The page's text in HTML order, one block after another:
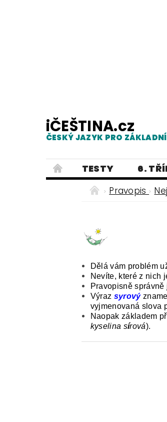
iČEŠTINA.cz
ČESKÝ JAZYK PRO
TESTY 6.
PRAVOPIS
ČEŠTINA PRO
ČESKÝ JAZYK PRO
Pravopis
Dělá vám problém
Nevíte, které z nich
Pravopisně
Výraz syrový
vyjmenovaná slova
Naopak základem
kyselina sírová).